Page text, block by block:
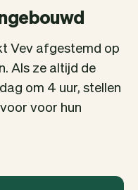
Vev afgestemd op
Als ze altijd de
om 4 uur, stellen
voor hun